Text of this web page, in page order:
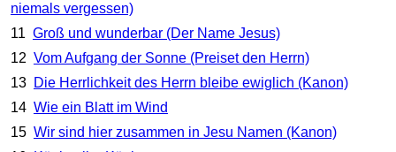
niemals vergessen)
11 Groß und wunderbar (Der Name Jesus)
12 Vom Aufgang der Sonne (Preiset den Herrn)
13 Die Herrlichkeit des Herrn bleibe ewiglich (Kanon)
14 Wie ein Blatt im Wind
15 Wir sind hier zusammen in Jesu Namen (Kanon)